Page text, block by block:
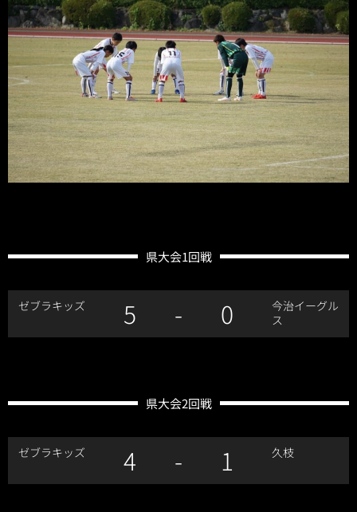
県大会1回戦
ゼブラキッズ 5 - 0
今治イーグル
ス
県大会2回戦
ゼブラキッズ 4 - 1 久枝